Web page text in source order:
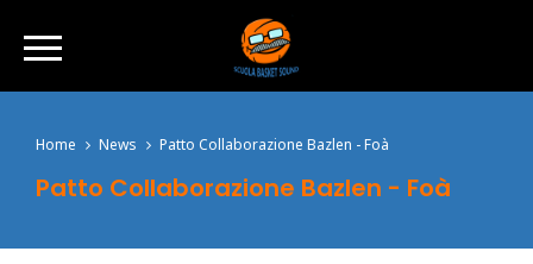
Home News Patto Collaborazione Bazlen - Foà
Patto Collaborazione Bazlen - Foà